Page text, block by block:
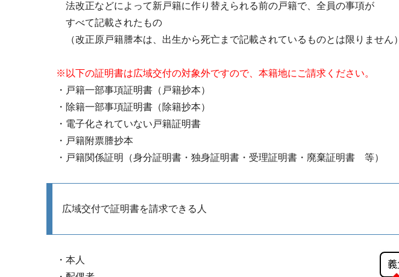
法改正などによって新戸籍に作り替えられる前の戸籍で、全員の事項が
すべて記載されたもの
（改正原戸籍謄本は、出生から死亡まで記載されているものとは限りません）
※以下の証明書は広域交付の対象外ですので、本籍地にご請求ください。
・戸籍一部事項証明書（戸籍抄本）
・除籍一部事項証明書（除籍抄本）
・電子化されていない戸籍証明書
・戸籍附票謄抄本
・戸籍関係証明（身分証明書・独身証明書・受理証明書・廃棄証明書 等）
広域交付で証明書を請求できる人
・本人